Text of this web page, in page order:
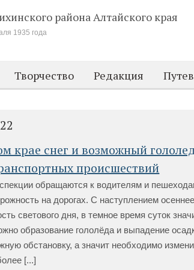
районаАлтайского края
1935 года
Творчество Редакция
крае снег и возможный
происшествий
обращаются к водителям и
на дорогах. С наступлением
светового дня, в темное время суток
образование гололёда и выпадение
обстановку, а значит необходимо
[...]